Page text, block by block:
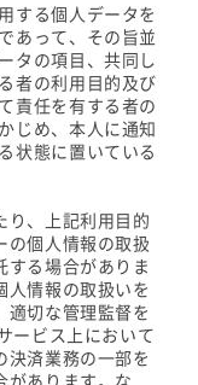
する個人データを
あって、その旨並
タの項目、共同し
者の利用目的及び
責任を有する者の
じめ、本人に通知
状態に置いている
り、上記利用目的
の個人情報の取扱
する場合がありま
人情報の取扱いを
切な管理監督を
ービス上において
済業務の一部を
があります。な